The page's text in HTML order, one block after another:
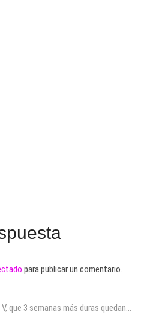
para publicar un comentario.
que 3 semanas más duras quedan…